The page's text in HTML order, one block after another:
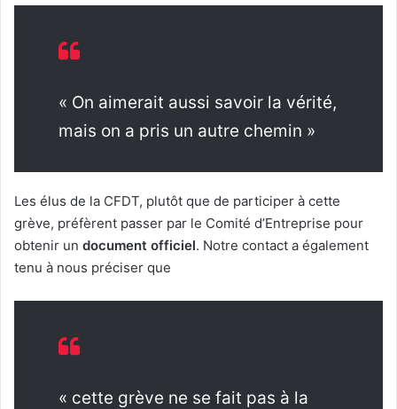
« On aimerait aussi savoir la vérité,
mais on a pris un autre chemin »
Les élus de la CFDT, plutôt que de participer à cette
grève, préfèrent passer par le Comité d’Entreprise pour
obtenir un document officiel. Notre contact a également
tenu à nous préciser que
« cette grève ne se fait pas à la